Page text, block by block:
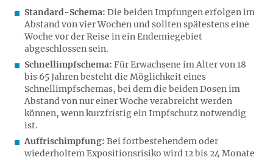
Standard-Schema: Die beiden Impfungen erfolgen im
Abstand von vier Wochen und sollten spätestens eine
Woche vor der Reise in ein Endemiegebiet
abgeschlossen sein.
Schnellimpfschema: Für Erwachsene im Alter von 18
bis 65 Jahren besteht die Möglichkeit eines
Schnellimpfschemas, bei dem die beiden Dosen im
Abstand von nur einer Woche verabreicht werden
können, wenn kurzfristig ein Impfschutz notwendig
ist.
Auffrischimpfung: Bei fortbestehendem oder
wiederholtem Expositionsrisiko wird 12 bis 24 Monate